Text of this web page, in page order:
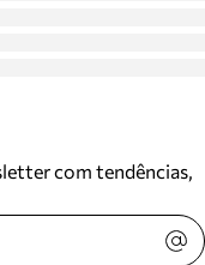
com tendências,